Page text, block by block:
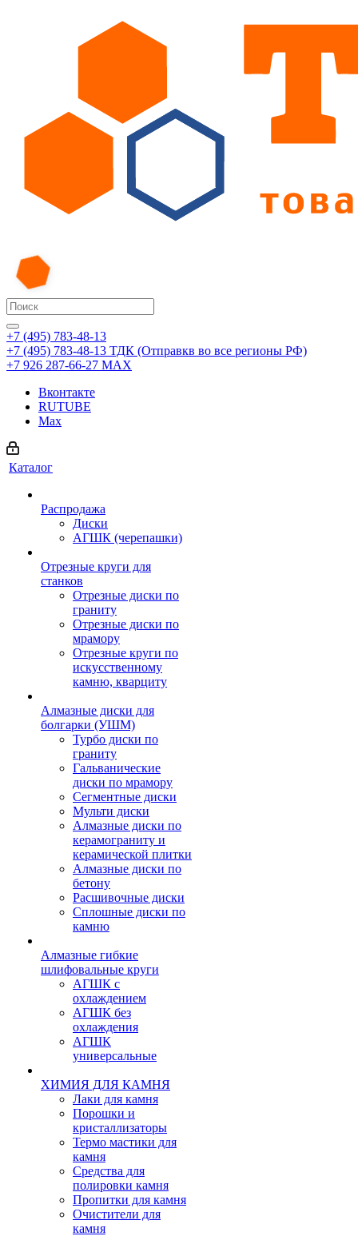
+7 (495) 783-48-13
+7 (495) 783-48-13 ТДК (Отправкв во все регионы РФ)
+7 926 287-66-27 МАХ
Вконтакте
RUTUBE
Max
Каталог
Распродажа
Диски
АГШК (черепашки)
Отрезные круги для
станков
Отрезные диски по
граниту
Отрезные диски по
мрамору
Отрезные круги по
искусственному
камню, кварциту
Алмазные диски для
болгарки (УШМ)
Турбо диски по
граниту
Гальванические
диски по мрамору
Сегментные диски
Мульти диски
Алмазные диски по
керамограниту и
керамической плитки
Алмазные диски по
бетону
Расшивочные диски
Сплошные диски по
камню
Алмазные гибкие
шлифовальные круги
АГШК с
охлаждением
АГШК без
охлаждения
АГШК
универсальные
ХИМИЯ ДЛЯ КАМНЯ
Лаки для камня
Порошки и
кристаллизаторы
Термо мастики для
камня
Средства для
полировки камня
Пропитки для камня
Очистители для
камня